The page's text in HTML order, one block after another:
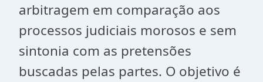
arbitragem em comparação aos
processos judiciais morosos e sem
sintonia com as pretensões
buscadas pelas partes. O objetivo é